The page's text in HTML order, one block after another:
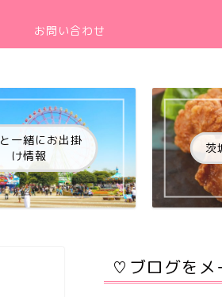
お問い合わせ
一緒にお出掛
け情報
茨
♡ブログをメ